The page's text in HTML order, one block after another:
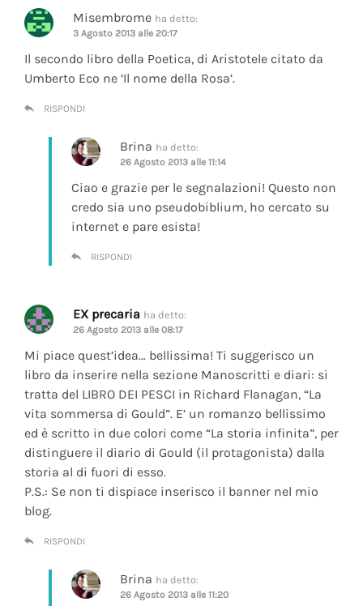
Misembrome ha detto:
3 Agosto 2013 alle 20:17
Il secondo libro della Poetica, di Aristotele citato da
Umberto Eco ne ‘Il nome della Rosa’.
RISPONDI
Brina ha detto:
26 Agosto 2013 alle 11:14
Ciao e grazie per le segnalazioni! Questo non
credo sia uno pseudobiblium, ho cercato su
internet e pare esista!
RISPONDI
EX precaria ha detto:
26 Agosto 2013 alle 08:17
Mi piace quest’idea… bellissima! Ti suggerisco un
libro da inserire nella sezione Manoscritti e diari: si
tratta del LIBRO DEI PESCI in Richard Flanagan, “La
vita sommersa di Gould”. E’ un romanzo bellissimo
ed è scritto in due colori come “La storia infinita”, per
distinguere il diario di Gould (il protagonista) dalla
storia al di fuori di esso.
P.S.: Se non ti dispiace inserisco il banner nel mio
blog.
RISPONDI
Brina ha detto:
26 Agosto 2013 alle 11:20